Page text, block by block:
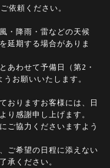
依頼ください。
・降雨・雷などの天候
延期する場合がありま
あわせて予備日（第2・
お願いいたします。
おりますお客様には、日
り感謝申し上げます。
ご協力くださいますよう
ご希望の日程に添えない
承ください。